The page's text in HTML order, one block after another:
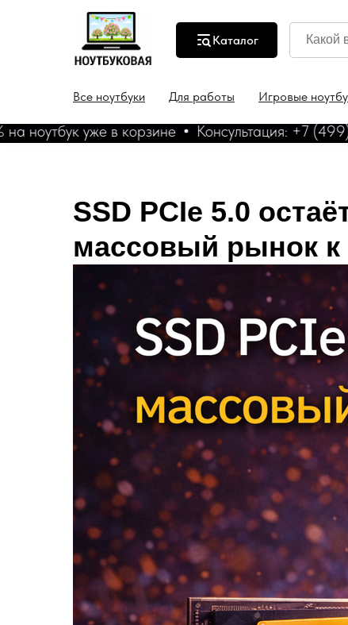
Каталог
Все ноутбуки Для работы Игровые
уже в корзине Консультация: +7 (499) 130
SSD PCIe 5.0
массовый рынок к